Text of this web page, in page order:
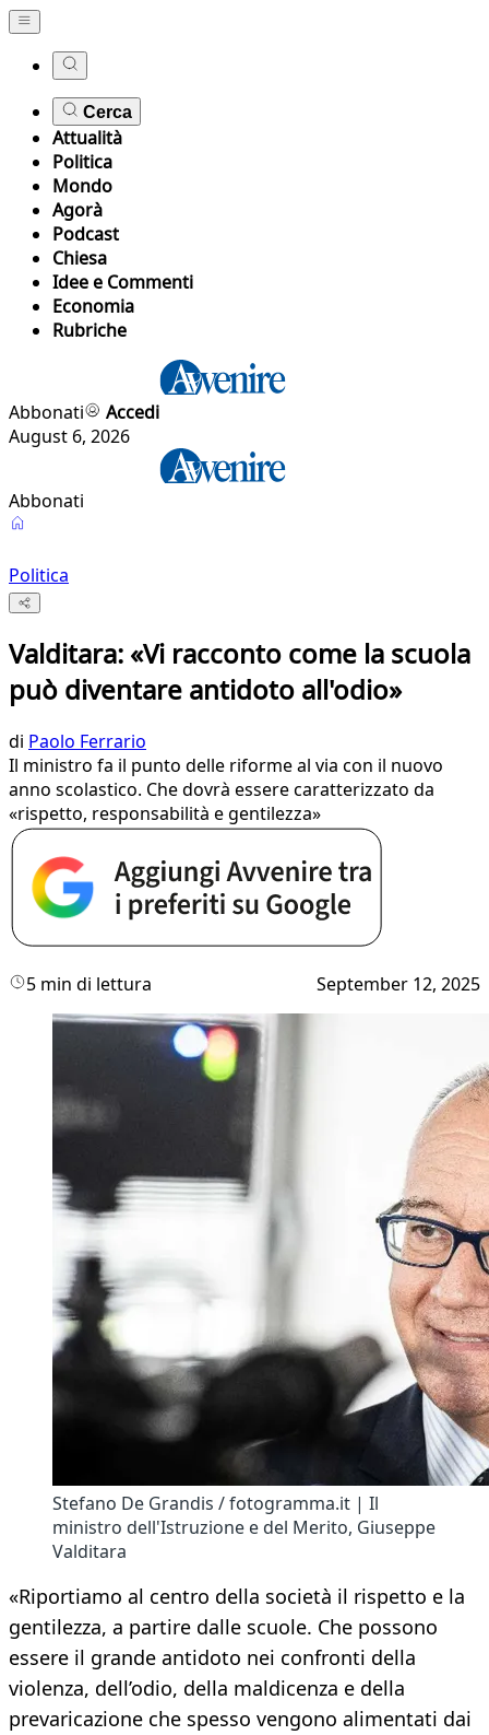
Cerca
Attualità
Politica
Mondo
Agorà
Podcast
Chiesa
Idee e Commenti
Economia
Rubriche
Abbonati
Accedi
August 6, 2026
Abbonati
Politica
Valditara: «Vi racconto come la scuola
può diventare antidoto all'odio»
di Paolo Ferrario
Il ministro fa il punto delle riforme al via con il nuovo
anno scolastico. Che dovrà essere caratterizzato da
«rispetto, responsabilità e gentilezza»
5 min di lettura September 12, 2025
Stefano De Grandis / fotogramma.it | Il
ministro dell'Istruzione e del Merito, Giuseppe
Valditara
«Riportiamo al centro della società il rispetto e la
gentilezza, a partire dalle scuole. Che possono
essere il grande antidoto nei confronti della
violenza, dell’odio, della maldicenza e della
prevaricazione che spesso vengono alimentati dai